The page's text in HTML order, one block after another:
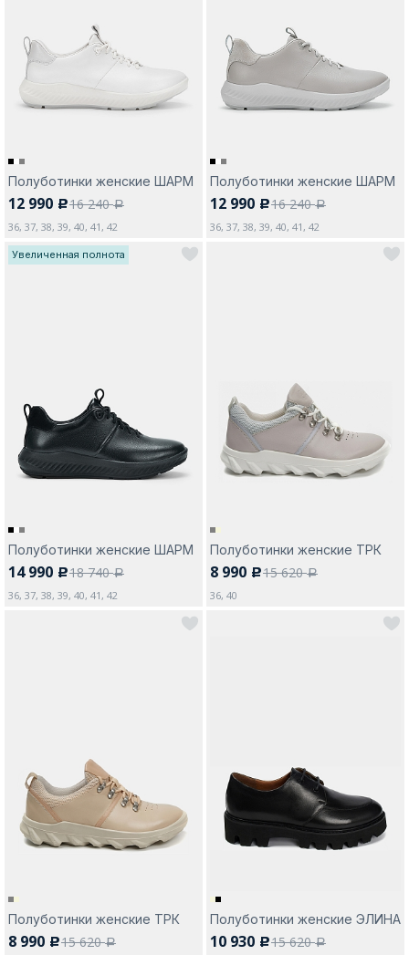
Полуботинки женские ШАРМ
12 990 c16 240a
36, 37, 38, 39, 40, 41, 42
Полуботинки женские ШАРМ
12 990 c16 240a
36, 37, 38, 39, 40, 41, 42
Увеличенная полнота
Полуботинки женские ШАРМ
14 990 c18 740a
36, 37, 38, 39, 40, 41, 42
Полуботинки женские ТРК
8 990 c15 620a
36, 40
Полуботинки женские ТРК
8 990 c15 620a
Полуботинки женские ЭЛИНА
10 930 c15 620a